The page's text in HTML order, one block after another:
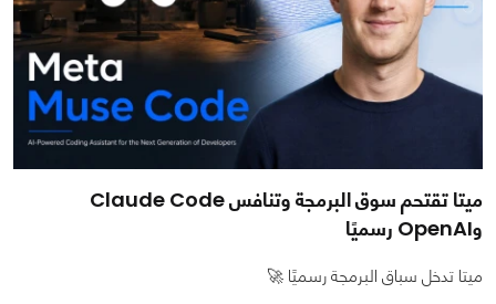
ميتا تقتحم سوق البرمجة وتنافس Claude Code
وOpenAI رسميًا
ميتا تدخل سباق البرمجة رسميًا 🚀